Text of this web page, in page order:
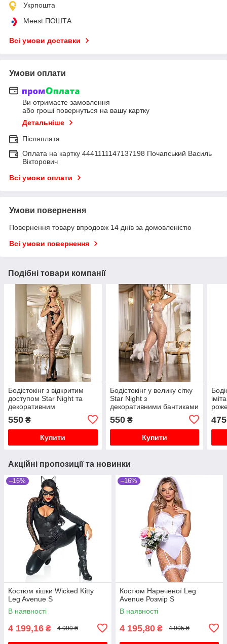
Укрпошта
Meest ПОШТА
Всі умови доставки
Умови оплати
Ви отримаєте замовлення
або гроші повернуться на вашу картку
Детальніше
Післяплата
Оплата на картку 4441111147137198 Почапський Василь
Вікторович
Всі умови оплати
Умови повернення
Повернення товару впродовж 14 днів за домовленістю
Всі умови повернення
Подібні товари компанії
Бодістокінг з відкритим
доступом Star Night та
декоративним
бантиків, чорний
550 ₴
Купити
Бодістокінг у велику сітку
Star Night з
декоративними бантиками
білий
550₴
Купити
475
Акційні пропозиції та новинки
–16%
Костюм кішки Wicked Kitty
Leg Avenue S
В наявності
4 199,16 ₴ 4 999 ₴
–16%
Костюм Нареченої Leg
Avenue Розмір S
В наявності
4 195,80 ₴ 4 995 ₴